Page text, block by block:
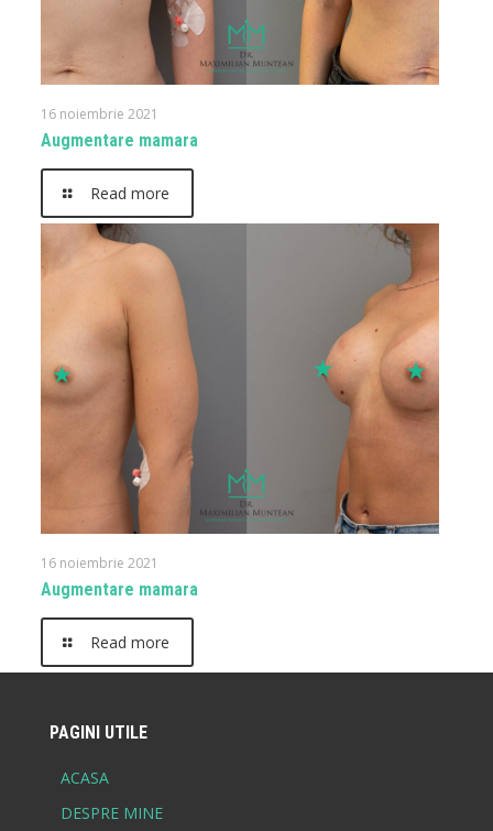
16 noiembrie 2021
Augmentare mamara
Read more
16 noiembrie 2021
Augmentare mamara
Read more
PAGINI UTILE
ACASA
DESPRE MINE